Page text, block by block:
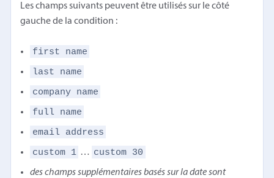
Les champs suivants peuvent être utilisés sur le côté
gauche de la condition :
first name
last name
company name
full name
email address
custom 1 … custom 30
des champs supplémentaires basés sur la date sont